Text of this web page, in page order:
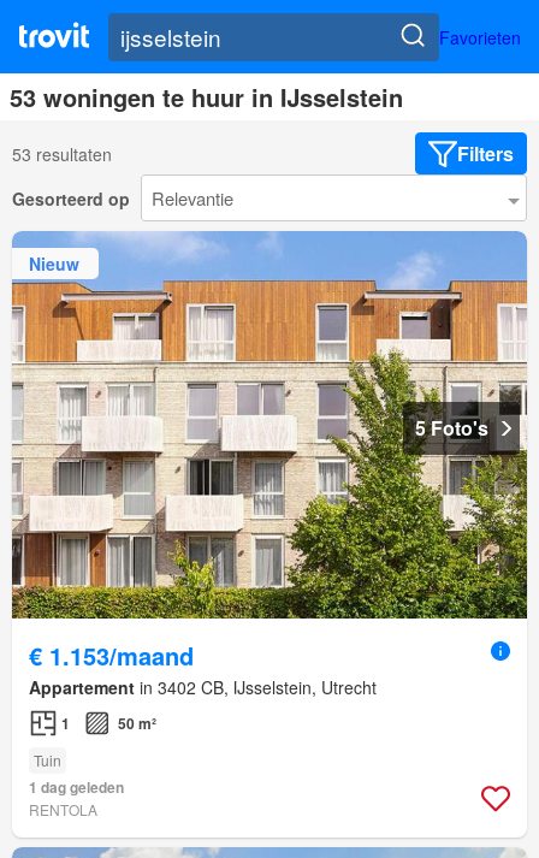
Favorieten
53 woningen te huur in IJsselstein
53 resultaten Filters
Gesorteerd op
Nieuw
5 Foto's
€ 1.153/maand
Appartement in 3402 CB, IJsselstein, Utrecht
1 50 m²
Tuin
1 dag geleden
RENTOLA